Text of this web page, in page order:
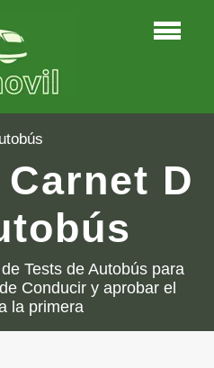
D
Tests de Autobús para
Conducir y aprobar el
la primera